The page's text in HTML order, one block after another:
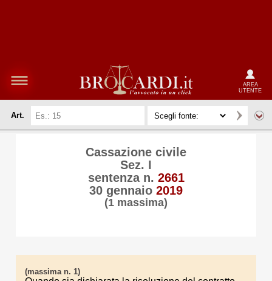
AREA
UTENTE
Art.
Cassazione civile
Sez. I
sentenza n. 2661
30 gennaio 2019
(1 massima)
(massima n. 1)